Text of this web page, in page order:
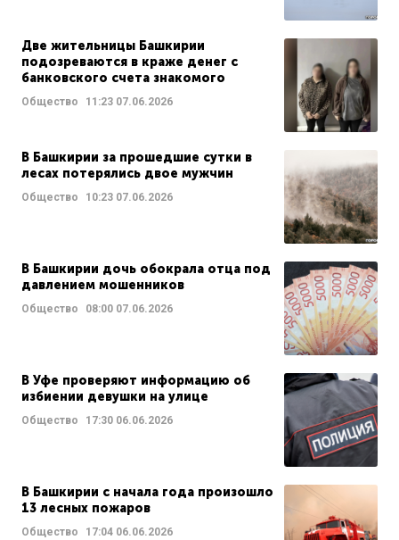
Две жительницы Башкирии
подозреваются в краже денег с
банковского счета знакомого
Общество 11:23 07.06.2026
В Башкирии за прошедшие сутки в
лесах потерялись двое мужчин
Общество 10:23 07.06.2026
В Башкирии дочь обокрала отца под
давлением мошенников
Общество 08:00 07.06.2026
В Уфе проверяют информацию об
избиении девушки на улице
Общество 17:30 06.06.2026
В Башкирии с начала года произошло
13 лесных пожаров
Общество 17:04 06.06.2026